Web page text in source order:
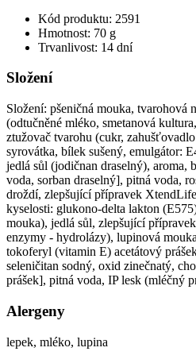
Kód produktu: 2591
Hmotnost: 70 g
Trvanlivost: 14 dní
Složení
Složení: pšeničná mouka, tvarohová
(odtučněné mléko, smetanová
ztužovač tvarohu (cukr,
syrovátka, bílek sušený, emulgátor:
jedlá sůl (jodičnan draselný), aroma,
voda, sorban draselný], pitná voda,
droždí, zlepšující přípravek
kyselosti: glukono-delta lakton
mouka), jedlá sůl, zlepšující
enzymy - hydrolázy), lupinová
tokoferyl (vitamin E) acetátový
seleničitan sodný, oxid zinečnatý,
prášek], pitná voda, IP lesk (mléčný
Alergeny
lepek, mléko, lupina